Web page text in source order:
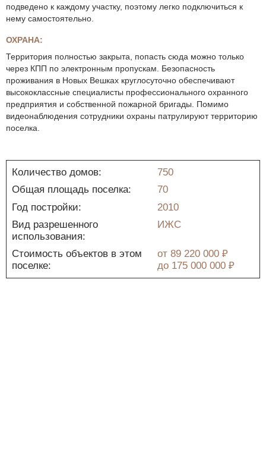
подведено к каждому участку, поэтому легко подключиться к
нему самостоятельно.
ОХРАНА:
Территория полностью закрыта, попасть сюда можно только
через КПП по электронным пропускам. Безопасность
проживания в Новых Вешках круглосуточно обеспечивают
высококлассные специалисты профессионального охранного
предприятия и собственной пожарной бригады. Помимо
видеонаблюдения сотрудники охраны патрулируют территорию
поселка.
Количество домов:
750
Общая площадь поселка:
70
Год постройки:
2010
Вид разрешенного
использования:
ИЖС
Стоимость объектов в этом
поселке:
от 89 220 000 ₽
до 175 000 000 ₽